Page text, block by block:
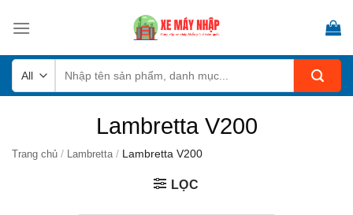
kiếm:
Lambretta V200
Trang chủ / Lambretta / Lambretta V200
LỌC